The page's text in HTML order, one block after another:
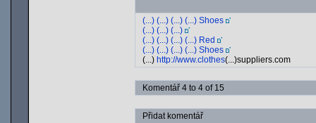
(...) (...) (...) (...) Shoes
(...) (...) (...)
(...) (...) (...) (...) Red
(...) (...) (...) (...) Shoes
(...) http://www.clothes(...)suppliers.com
Komentář 4 to 4 of 15
Přidat komentář